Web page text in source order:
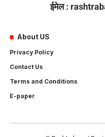
ईमेल :
About US
Privacy Policy
Contact Us
Terms and Conditions
E-paper